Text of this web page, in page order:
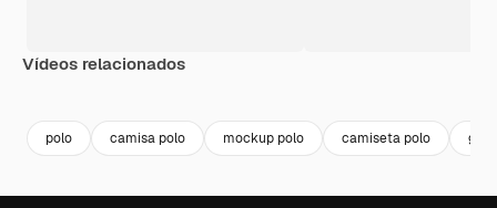
Vídeos relacionados
polo camisa polo mockup polo camiseta polo